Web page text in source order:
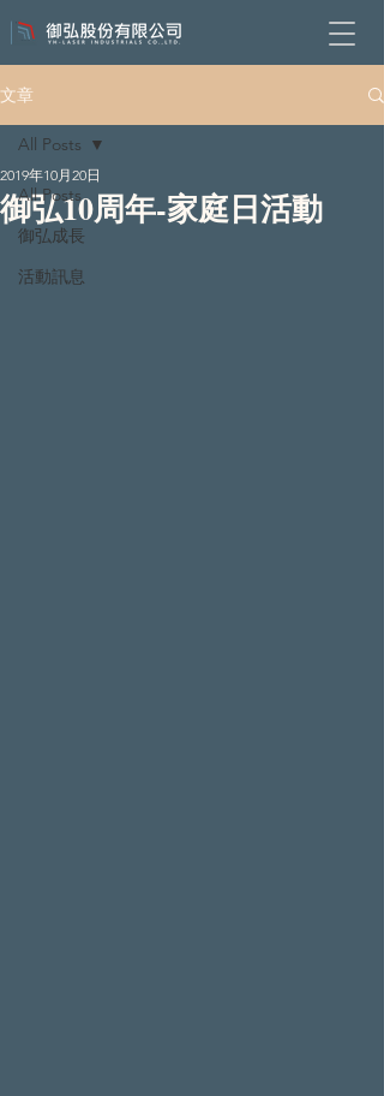
文章
All Posts
御弘成長
活動訊息
All Posts
御弘10周年-家庭日活動
2019年10月20日